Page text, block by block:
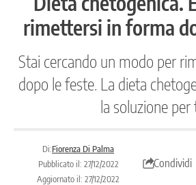
rimettersi in forma
Stai cercando un modo per
dopo le feste. La dieta
la soluzione per
Di:Fiorenza Di Palma
Pubblicato il: 27/12/2022
Aggiornato il: 27/12/2022
Condividi